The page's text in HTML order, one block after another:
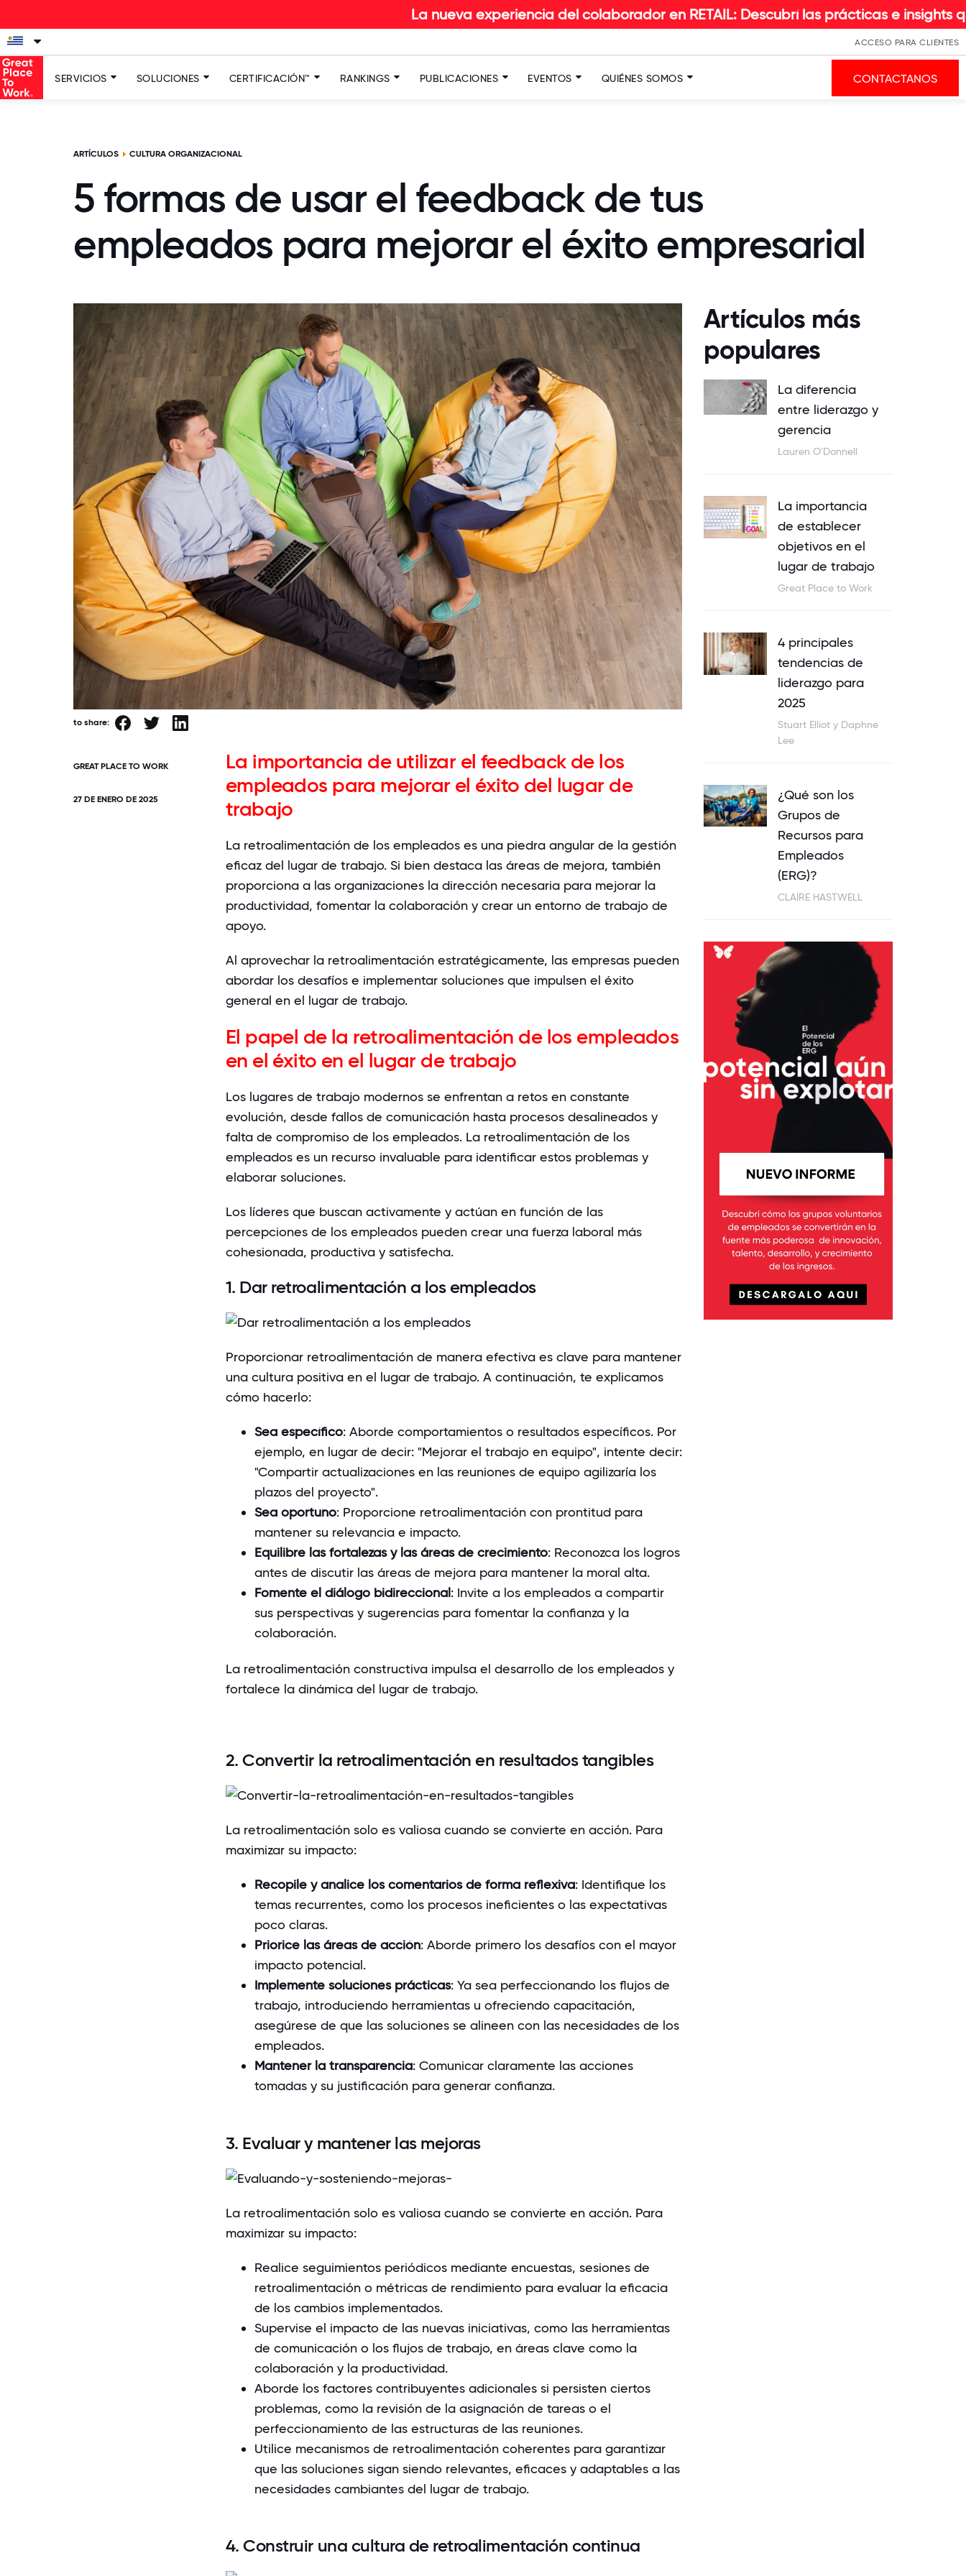
La nueva experiencia del colaborador en RETAIL: Descubrí las prácticas e insights que hacen la
ACCESO PARA CLIENTES
SERVICIOS SOLUCIONES CERTIFICACIÓN™ RANKINGS PUBLICACIONES EVENTOS QUIÉNES SOMOS CONTACTANOS
ARTÍCULOS CULTURA ORGANIZACIONAL
5 formas de usar el feedback de tus
empleados para mejorar el éxito empresarial
to share:
GREAT PLACE TO WORK
27 DE ENERO DE 2025
La importancia de utilizar el feedback de los
empleados para mejorar el éxito del lugar de
trabajo
La retroalimentación de los empleados es una piedra angular de la gestión
eficaz del lugar de trabajo. Si bien destaca las áreas de mejora, también
proporciona a las organizaciones la dirección necesaria para mejorar la
productividad, fomentar la colaboración y crear un entorno de trabajo de
apoyo.
Al aprovechar la retroalimentación estratégicamente, las empresas pueden
abordar los desafíos e implementar soluciones que impulsen el éxito
general en el lugar de trabajo.
El papel de la retroalimentación de los empleados
en el éxito en el lugar de trabajo
Los lugares de trabajo modernos se enfrentan a retos en constante
evolución, desde fallos de comunicación hasta procesos desalineados y
falta de compromiso de los empleados. La retroalimentación de los
empleados es un recurso invaluable para identificar estos problemas y
elaborar soluciones.
Los líderes que buscan activamente y actúan en función de las
percepciones de los empleados pueden crear una fuerza laboral más
cohesionada, productiva y satisfecha.
1. Dar retroalimentación a los empleados
Proporcionar retroalimentación de manera efectiva es clave para mantener
una cultura positiva en el lugar de trabajo. A continuación, te explicamos
cómo hacerlo:
Sea específico: Aborde comportamientos o resultados específicos. Por
ejemplo, en lugar de decir: "Mejorar el trabajo en equipo", intente decir:
"Compartir actualizaciones en las reuniones de equipo agilizaría los
plazos del proyecto".
Sea oportuno: Proporcione retroalimentación con prontitud para
mantener su relevancia e impacto.
Equilibre las fortalezas y las áreas de crecimiento: Reconozca los logros
antes de discutir las áreas de mejora para mantener la moral alta.
Fomente el diálogo bidireccional: Invite a los empleados a compartir
sus perspectivas y sugerencias para fomentar la confianza y la
colaboración.
La retroalimentación constructiva impulsa el desarrollo de los empleados y
fortalece la dinámica del lugar de trabajo.
2. Convertir la retroalimentación en resultados tangibles
La retroalimentación solo es valiosa cuando se convierte en acción. Para
maximizar su impacto:
Recopile y analice los comentarios de forma reflexiva: Identifique los
temas recurrentes, como los procesos ineficientes o las expectativas
poco claras.
Priorice las áreas de acción: Aborde primero los desafíos con el mayor
impacto potencial.
Implemente soluciones prácticas: Ya sea perfeccionando los flujos de
trabajo, introduciendo herramientas u ofreciendo capacitación,
asegúrese de que las soluciones se alineen con las necesidades de los
empleados.
Mantener la transparencia: Comunicar claramente las acciones
tomadas y su justificación para generar confianza.
3. Evaluar y mantener las mejoras
La retroalimentación solo es valiosa cuando se convierte en acción. Para
maximizar su impacto:
Realice seguimientos periódicos mediante encuestas, sesiones de
retroalimentación o métricas de rendimiento para evaluar la eficacia
de los cambios implementados.
Supervise el impacto de las nuevas iniciativas, como las herramientas
de comunicación o los flujos de trabajo, en áreas clave como la
colaboración y la productividad.
Aborde los factores contribuyentes adicionales si persisten ciertos
problemas, como la revisión de la asignación de tareas o el
perfeccionamiento de las estructuras de las reuniones.
Utilice mecanismos de retroalimentación coherentes para garantizar
que las soluciones sigan siendo relevantes, eficaces y adaptables a las
necesidades cambiantes del lugar de trabajo.
4. Construir una cultura de retroalimentación continua
Artículos más
populares
La diferencia
entre liderazgo y
gerencia
Lauren O'Donnell
La importancia
de establecer
objetivos en el
lugar de trabajo
Great Place to Work
4 principales
tendencias de
liderazgo para
2025
Stuart Elliot y Daphne
Lee
¿Qué son los
Grupos de
Recursos para
Empleados
(ERG)?
CLAIRE HASTWELL